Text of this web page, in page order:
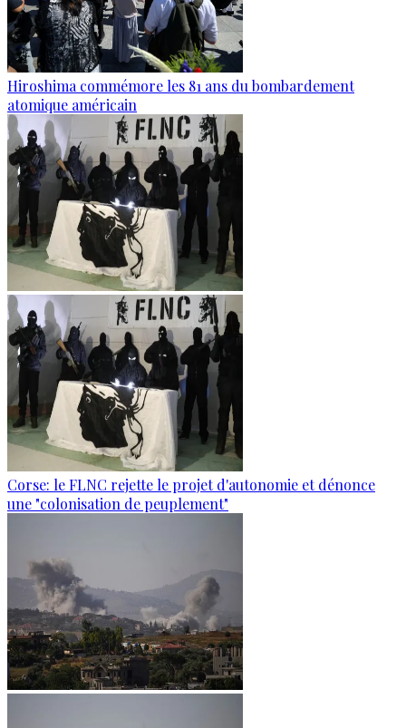
Hiroshima commémore les 81 ans du bombardement
atomique américain
Corse: le FLNC rejette le projet d'autonomie et dénonce
une "colonisation de peuplement"